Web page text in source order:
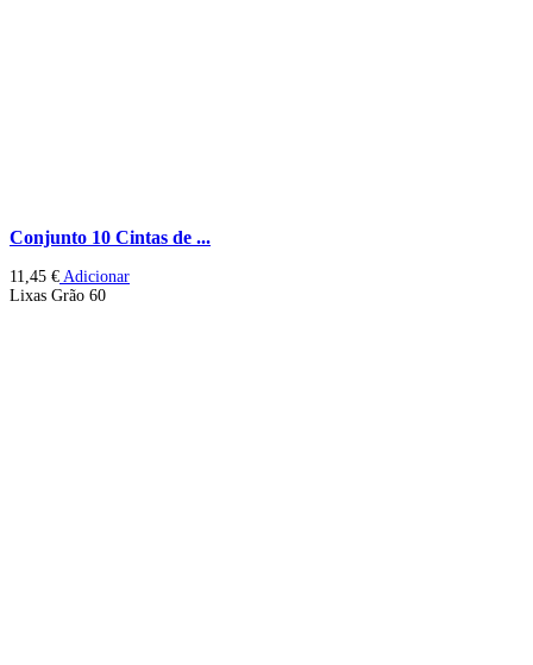
Conjunto 10 Cintas de ...
11,45 € Adicionar
Lixas Grão 60